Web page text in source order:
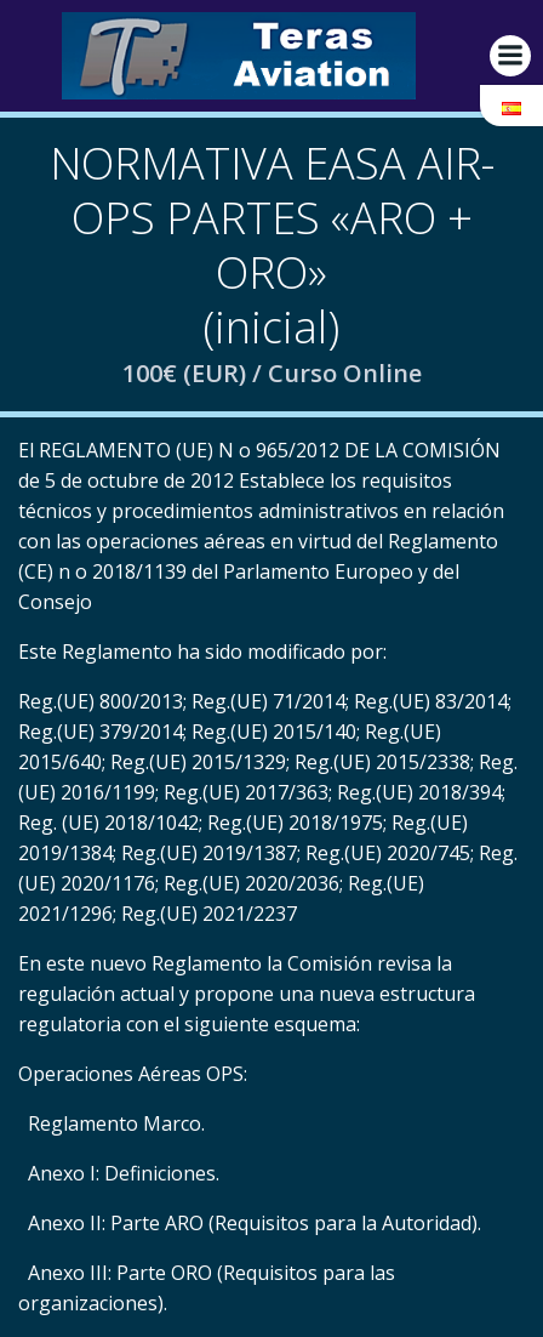
Saltar
al
contenido
NORMATIVA EASA AIR-
OPS PARTES «ARO +
ORO»
(inicial)
100€ (EUR) / Curso Online
El REGLAMENTO (UE) N o 965/2012 DE LA COMISIÓN
de 5 de octubre de 2012 Establece los requisitos
técnicos y procedimientos administrativos en relación
con las operaciones aéreas en virtud del Reglamento
(CE) n o 2018/1139 del Parlamento Europeo y del
Consejo
Este Reglamento ha sido modificado por:
Reg.(UE) 800/2013; Reg.(UE) 71/2014; Reg.(UE) 83/2014;
Reg.(UE) 379/2014; Reg.(UE) 2015/140; Reg.(UE)
2015/640; Reg.(UE) 2015/1329; Reg.(UE) 2015/2338; Reg.
(UE) 2016/1199; Reg.(UE) 2017/363; Reg.(UE) 2018/394;
Reg. (UE) 2018/1042; Reg.(UE) 2018/1975; Reg.(UE)
2019/1384; Reg.(UE) 2019/1387; Reg.(UE) 2020/745; Reg.
(UE) 2020/1176; Reg.(UE) 2020/2036; Reg.(UE)
2021/1296; Reg.(UE) 2021/2237
En este nuevo Reglamento la Comisión revisa la
regulación actual y propone una nueva estructura
regulatoria con el siguiente esquema:
Operaciones Aéreas OPS:
Reglamento Marco.
Anexo I: Definiciones.
Anexo II: Parte ARO (Requisitos para la Autoridad).
Anexo III: Parte ORO (Requisitos para las
organizaciones).